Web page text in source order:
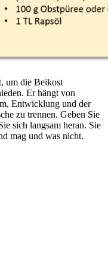
um die Beikost
Er hängt von
Entwicklung und der
zu trennen. Geben Sie
sich langsam heran. Sie
mag und was nicht.